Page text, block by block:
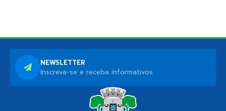
NEWSLETTER
Inscreva-se e receba informativos